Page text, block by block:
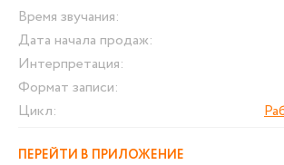
Время звучания:
Дата начала продаж:
Интерпретация:
Формат записи:
Цикл:
ПЕРЕЙТИ В ПРИЛОЖЕНИЕ